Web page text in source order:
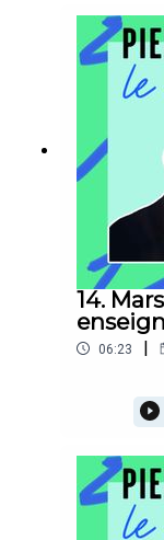
14.
06:23 |